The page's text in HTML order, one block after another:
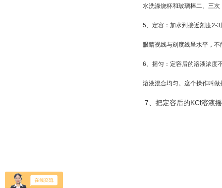
水洗涤烧杯和玻璃棒二、三
5、定容：加水到接近刻度2-
眼睛视线与刻度线呈水平，
6、摇匀：定容后的溶液浓度
溶液混合均匀。这个操作叫做
7、把定容后的KCl溶液